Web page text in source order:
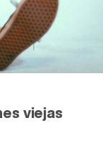
viejas